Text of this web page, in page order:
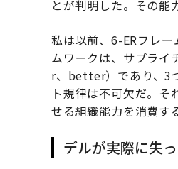
とが判明した。その能
私は以前、6-ERフレ
ムワークは、サプラ
r、better）であり、3
ト規律は不可欠だ。
せる組織能力を消費す
デルが実際に失